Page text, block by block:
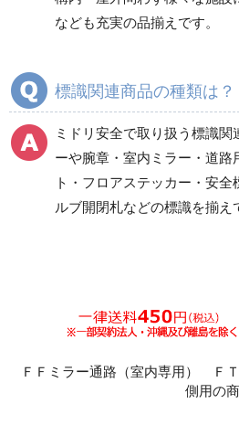
室内・道路用ミラー
フロアステッカー
なども充実の品揃えです。
標識関連商品の種類は？
ミドリ安全で取り扱う標識
ーや腕章・室内ミラー・道路
ト・フロアステッカー・安
ルブ開閉札などの標識を揃え
ＦＦミラー通路（室内専用）
側用の